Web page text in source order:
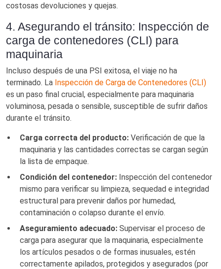
costosas devoluciones y quejas.
4. Asegurando el tránsito: Inspección de
carga de contenedores (CLI) para
maquinaria
Incluso después de una PSI exitosa, el viaje no ha
terminado. La Inspección de Carga de Contenedores (CLI)
es un paso final crucial, especialmente para maquinaria
voluminosa, pesada o sensible, susceptible de sufrir daños
durante el tránsito.
Carga correcta del producto: Verificación de que la
maquinaria y las cantidades correctas se cargan según
la lista de empaque.
Condición del contenedor: Inspección del contenedor
mismo para verificar su limpieza, sequedad e integridad
estructural para prevenir daños por humedad,
contaminación o colapso durante el envío.
Aseguramiento adecuado: Supervisar el proceso de
carga para asegurar que la maquinaria, especialmente
los artículos pesados o de formas inusuales, estén
correctamente apilados, protegidos y asegurados (por